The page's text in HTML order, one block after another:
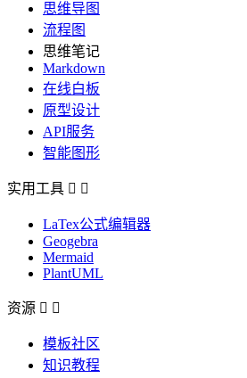
思维导图
流程图
思维笔记
Markdown
在线白板
原型设计
API服务
智能图形
实用工具  
LaTex公式编辑器
Geogebra
Mermaid
PlantUML
资源  
模板社区
知识教程